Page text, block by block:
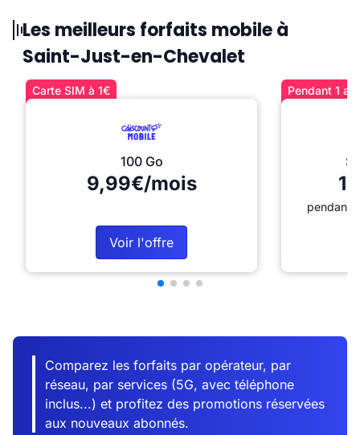
Les meilleurs forfaits mobile à
Saint-Just-en-Chevalet
Carte SIM à 1€
100 Go
9,99€/mois
Voir l'offre
Pendant 1
pendant
Comparez les forfaits par opérateur, par
réseau, par services (5G, avec téléphone
inclus...) et profitez des promotions réservées
aux nouveaux abonnés.